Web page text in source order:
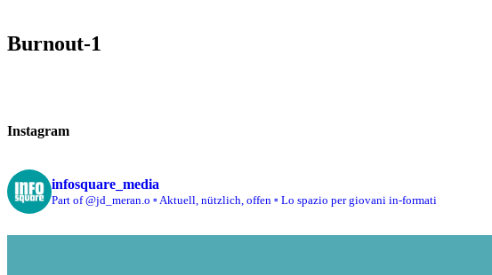
Burnout-1
Instagram
infosquare_media
Part of @jd_meran.o ▫️ Aktuell, nützlich, offen ▫️ Lo spazio per giovani in-formati